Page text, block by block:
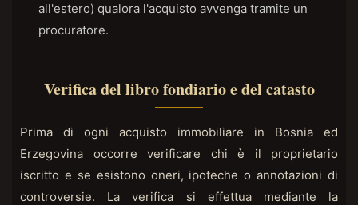
all'estero) qualora l'acquisto avvenga tramite un
procuratore.
Verifica del libro fondiario e del catasto
Prima di ogni acquisto immobiliare in Bosnia ed
Erzegovina occorre verificare chi è il proprietario
iscritto e se esistono oneri, ipoteche o annotazioni di
controversie. La verifica si effettua mediante la